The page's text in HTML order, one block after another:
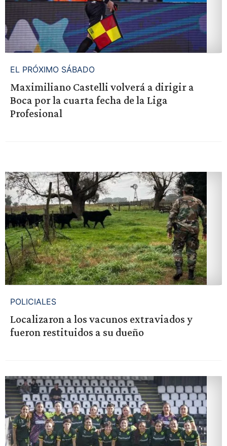
EL PRÓXIMO SÁBADO
Maximiliano Castelli volverá a dirigir a
Boca por la cuarta fecha de la Liga
Profesional
POLICIALES
Localizaron a los vacunos extraviados y
fueron restituidos a su dueño